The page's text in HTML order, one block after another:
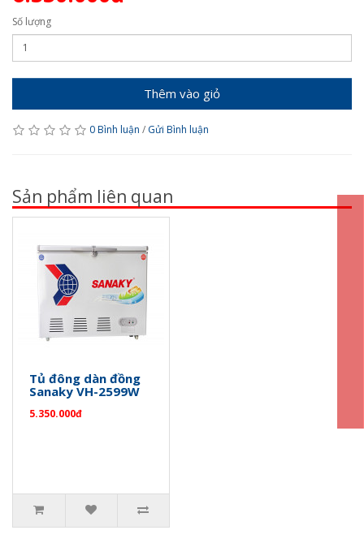
Số lượng
Thêm vào giỏ
0 Bình luận / Gửi Bình luận
Sản phẩm liên quan
Tủ đông dàn đồng
Sanaky VH-2599W
5.350.000đ